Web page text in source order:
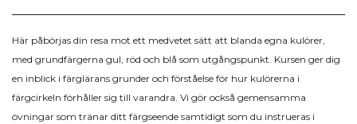
Här påbörjas din resa mot ett medvetet sätt att blanda egna kulörer,
med grundfärgerna gul, röd och blå som utgångspunkt. Kursen ger dig
en inblick i färglärans grunder och förståelse för hur kulörerna i
färgcirkeln förhåller sig till varandra. Vi gör också gemensamma
övningar som tränar ditt färgseende samtidigt som du instrueras i